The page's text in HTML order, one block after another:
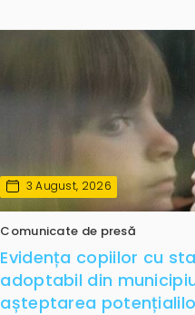
3 August, 2026
Comunicate de presă
Evidența copiilor cu
adoptabil din
așteptarea